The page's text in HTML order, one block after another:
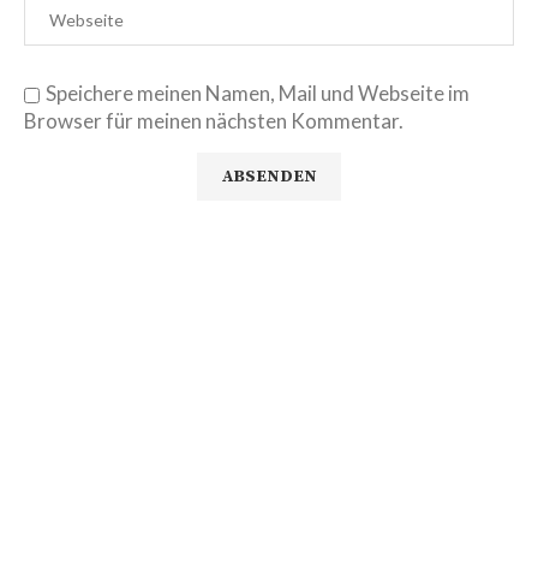
Speichere meinen Namen, Mail und Webseite im
Browser für meinen nächsten Kommentar.